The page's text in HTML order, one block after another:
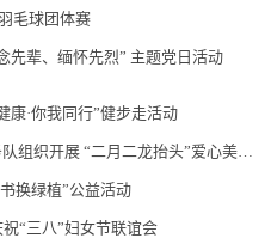
毛球团体赛
先辈、缅怀先烈” 主题党日活动
康·你我同行”健步走活动
近代物理所“科近爱心”志愿者服务队组织开展 “二月二龙抬头”爱心美发活动
换绿植”公益活动
“三八”妇女节联谊会